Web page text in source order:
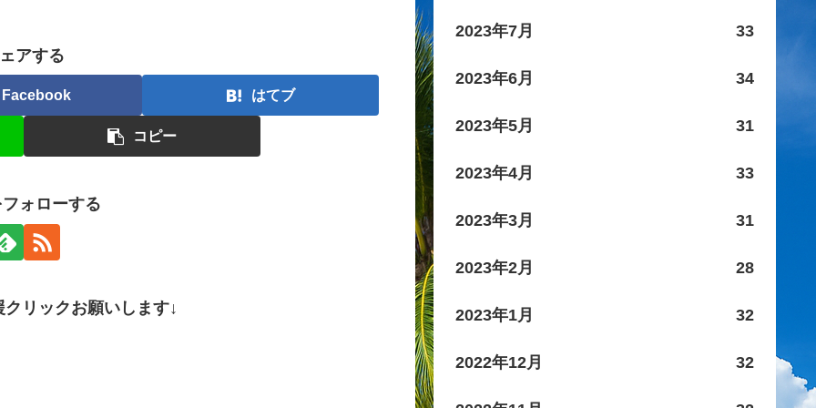
アする
Facebook はてブ
コピー
ォローする
リックお願いします↓
2023年7月 33
2023年6月 34
2023年5月 31
2023年4月 33
2023年3月 31
2023年2月 28
2023年1月 32
2022年12月 32